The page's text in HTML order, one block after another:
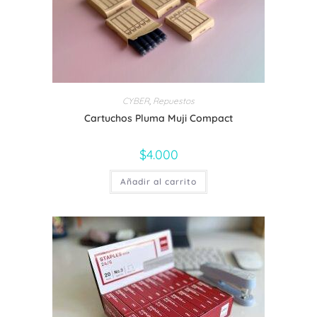
CYBER, Repuestos
Cartuchos Pluma Muji Compact
$4.000
Añadir al carrito